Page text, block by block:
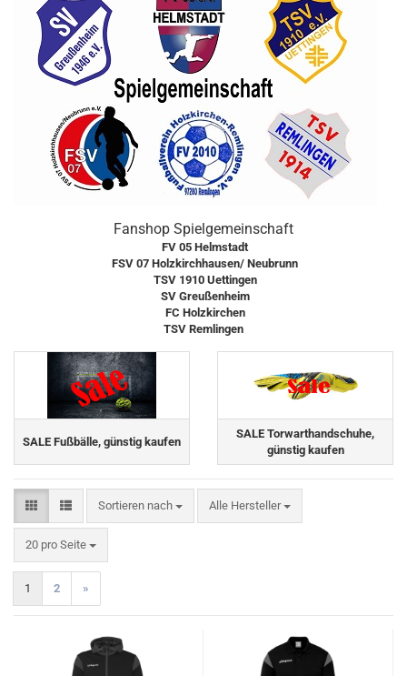
Fanshop Spielgemeinschaft
FV 05 Helmstadt
FSV 07 Holzkirchhausen/ Neubrunn
TSV 1910 Uettingen
SV Greußenheim
FC Holzkirchen
TSV Remlingen
SALE Fußbälle, günstig kaufen
SALE Torwarthandschuhe,
günstig kaufen
Sortieren nach
Sortieren nach Alle Hersteller
20 pro Seite
pro Seite
1 2 »